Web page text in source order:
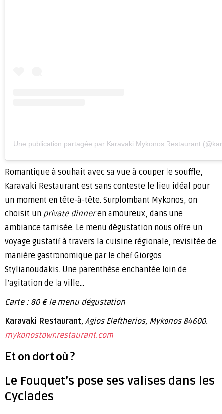
Une publication partagée par Karavaki Mykonos Restaurant
Romantique à souhait avec sa vue à couper le souffle,
Karavaki Restaurant est sans conteste le lieu idéal pour
un moment en tête-à-tête. Surplombant Mykonos, on
choisit un private dinneren amoureux, dans une
ambiance tamisée. Le menu dégustation nous offre un
voyage gustatif à travers la cuisine régionale, revisitée de
manière gastronomique par le chef Giorgos
Stylianoudakis. Une parenthèse enchantée loin de
l’agitation de la ville…
Carte : 80 € le menu dégustation
Karavaki Restaurant, Agios Eleftherios, Mykonos 84600.
mykonostownrestaurant.com
Et on dort où ?
Le Fouquet’s pose ses valises dans les
Cyclades